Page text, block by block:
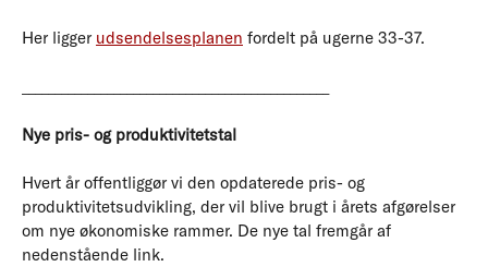
Her ligger udsendelsesplanen fordelt på ugerne 33-37.
Nye pris- og produktivitetstal
Hvert år offentliggør vi den opdaterede pris- og
produktivitetsudvikling, der vil blive brugt i årets afgørelser
om nye økonomiske rammer. De nye tal fremgår af
nedenstående link.